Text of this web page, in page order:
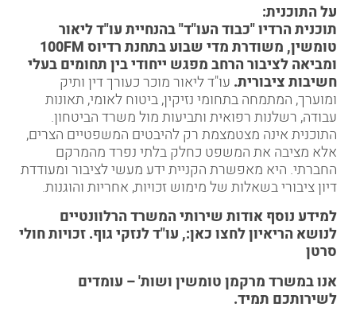
על התוכנית:
תוכנית הרדיו "כבוד העו"ד" בהנחיית עו"דליאור
טומשין
, משודרת מדי שבוע בתחנת רדיוס 100FM
ומביאה לציבור הרחב מפגש ייחודי בין תחומים בעלי
חשיבות ציבורית. עו"ד ליאור מוכר כעורך דין ותיק
ומוערך, המתמחה בתחומינזיקין, ביטוח לאומי,תאונות
עבודה,רשלנות רפואיתותביעות מולמשרד הביטחון.
התוכנית אינה מצטמצמת רק להיבטים המשפטיים הצרים,
אלא מציבה את המשפט כחלק בלתי נפרד מהמרקם
החברתי. היא מאפשרת הקניית ידע מעשי לציבור ומעודדת
דיון ציבורי בשאלות של מימוש זכויות, אחריות והוגנות.
למידע נוסף אודות שירותי המשרד הרלוונטיים
לנושא הריאיון לחצו כאן:, עו"ד לנזקי גוף.זכויות חולי
סרטן
אנו במשרד מרקמן טומשין ושות' – עומדים
לשירותכם תמיד.